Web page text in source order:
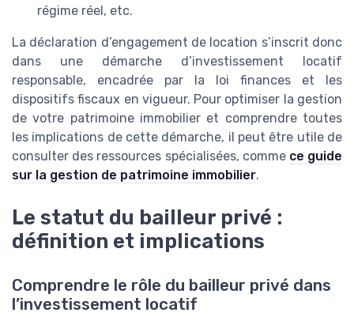
régime réel, etc.
La déclaration d’engagement de location s’inscrit donc
dans une démarche d’investissement locatif
responsable, encadrée par la loi finances et les
dispositifs fiscaux en vigueur. Pour optimiser la gestion
de votre patrimoine immobilier et comprendre toutes
les implications de cette démarche, il peut être utile de
consulter des ressources spécialisées, comme ce guide
sur la gestion de patrimoine immobilier.
Le statut du bailleur privé :
définition et implications
Comprendre le rôle du bailleur privé dans
l’investissement locatif